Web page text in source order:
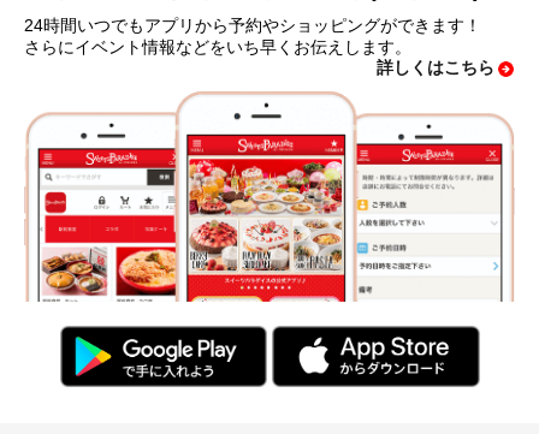
24時間いつでもアプリから予約やショッピングができます！
さらにイベント情報などをいち早くお伝えします。
詳しくはこちら